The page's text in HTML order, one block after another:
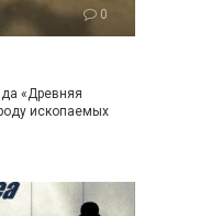
0
«Древняя
ископаемых